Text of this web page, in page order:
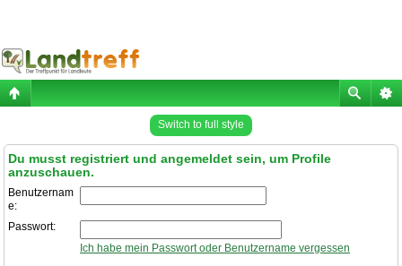
Switch to full style
Du musst registriert und angemeldet sein, um Profile
anzuschauen.
Benutzernam
e:
Passwort:
Ich habe mein Passwort oder Benutzername vergessen